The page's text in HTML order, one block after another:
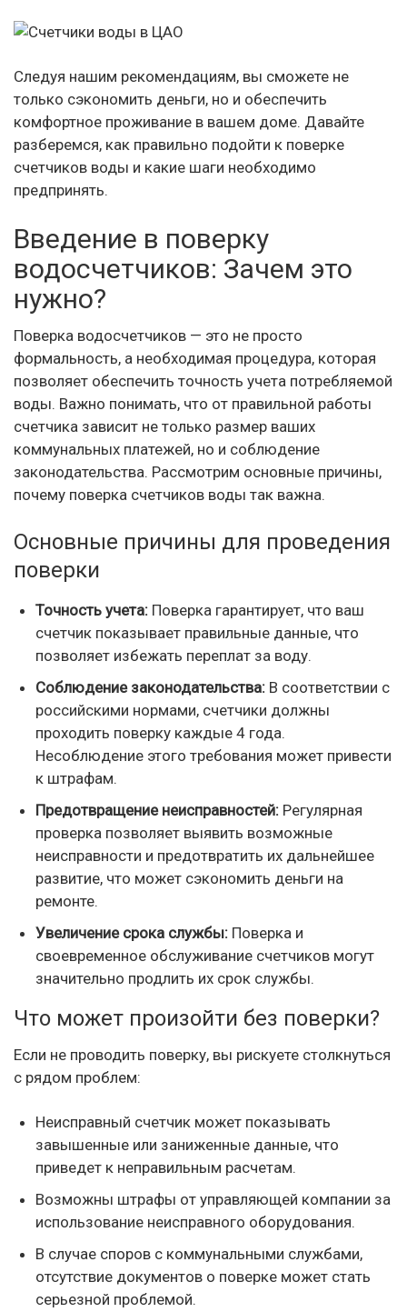
Следуя нашим рекомендациям, вы сможете не
только сэкономить деньги, но и обеспечить
комфортное проживание в вашем доме. Давайте
разберемся, как правильно подойти к поверке
счетчиков воды и какие шаги необходимо
предпринять.
Введение в поверку
водосчетчиков: Зачем это
нужно?
Поверка водосчетчиков — это не просто
формальность, а необходимая процедура, которая
позволяет обеспечить точность учета потребляемой
воды. Важно понимать, что от правильной работы
счетчика зависит не только размер ваших
коммунальных платежей, но и соблюдение
законодательства. Рассмотрим основные причины,
почему поверка счетчиков воды так важна.
Основные причины для проведения
поверки
Точность учета: Поверка гарантирует, что ваш
счетчик показывает правильные данные, что
позволяет избежать переплат за воду.
Соблюдение законодательства: В соответствии с
российскими нормами, счетчики должны
проходить поверку каждые 4 года.
Несоблюдение этого требования может привести
к штрафам.
Предотвращение неисправностей: Регулярная
проверка позволяет выявить возможные
неисправности и предотвратить их дальнейшее
развитие, что может сэкономить деньги на
ремонте.
Увеличение срока службы: Поверка и
своевременное обслуживание счетчиков могут
значительно продлить их срок службы.
Что может произойти без поверки?
Если не проводить поверку, вы рискуете столкнуться
с рядом проблем:
Неисправный счетчик может показывать
завышенные или заниженные данные, что
приведет к неправильным расчетам.
Возможны штрафы от управляющей компании за
использование неисправного оборудования.
В случае споров с коммунальными службами,
отсутствие документов о поверке может стать
серьезной проблемой.